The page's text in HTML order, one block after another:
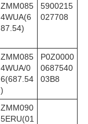
ZMM085
4WUA(6
87.54)
5900215
027708
ZMM085
4WUA/0
6(687.54
)
P0Z0000
0687540
03B8
ZMM090
5ERU(01